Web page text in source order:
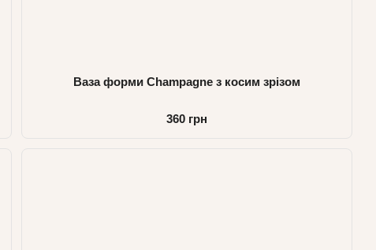
Ваза форми Champagne з косим зрізом
360 грн